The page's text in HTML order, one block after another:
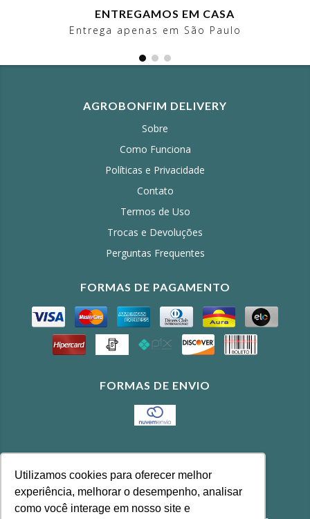
Utilizamos cookies para oferecer melhor
experiência, melhorar o desempenho, analisar
como você interage em nosso site e
ENTREGAMOS EM CASA
Entrega apenas em São Paulo
AGROBONFIM DELIVERY
Sobre
Como Funciona
Políticas e Privacidade
Contato
Termos de Uso
Trocas e Devoluções
Perguntas Frequentes
FORMAS DE PAGAMENTO
FORMAS DE ENVIO
CONTATO
(11) 3643-4100
feira@agrobonfim.com.br